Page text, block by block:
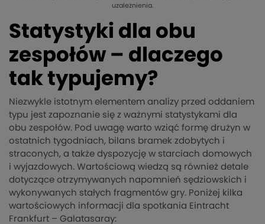
uzależnienia.
Statystyki dla obu
zespołów – dlaczego
tak typujemy?
Niezwykle istotnym elementem analizy przed oddaniem
typu jest zapoznanie się z ważnymi statystykami dla
obu zespołów. Pod uwagę warto wziąć formę drużyn w
ostatnich tygodniach, bilans bramek zdobytych i
straconych, a także dyspozycję w starciach domowych
i wyjazdowych. Wartościową wiedzą są również detale
dotyczące otrzymywanych napomnień sędziowskich i
wykonywanych stałych fragmentów gry. Poniżej kilka
wartościowych informacji dla spotkania Eintracht
Frankfurt – Galatasaray: